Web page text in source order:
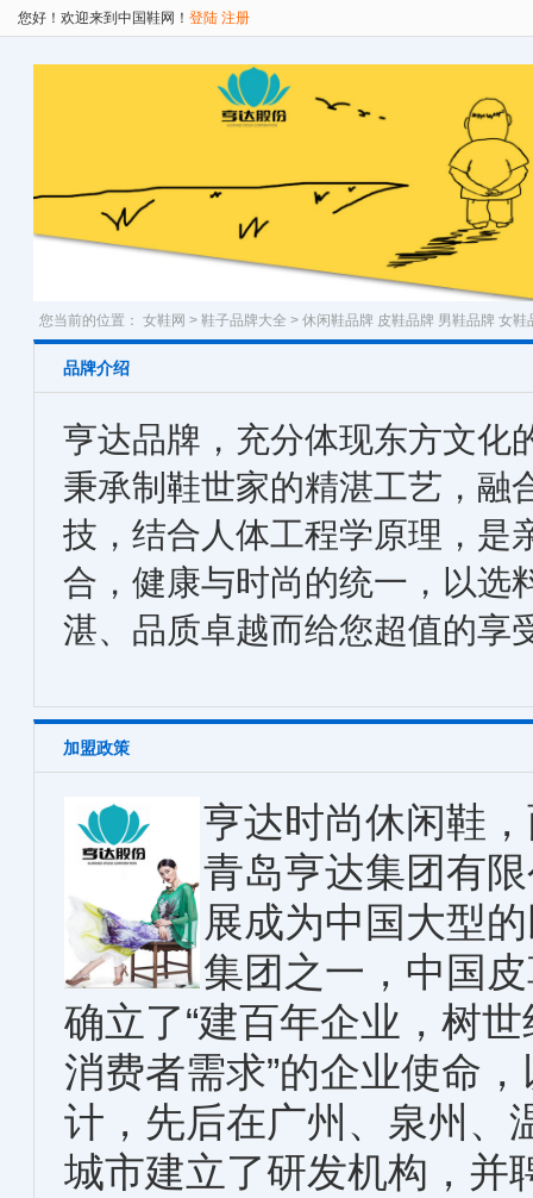
您好！欢迎来到中国鞋网！ 登陆 注册
您当前的位置： 女鞋网 > 鞋子品牌大全 > 休闲鞋品牌 皮鞋品牌 男鞋品牌 女鞋
品牌介绍
亨达品牌，充分体现东方文化
秉承制鞋世家的精湛工艺，融
技，结合人体工程学原理，是
合，健康与时尚的统一，以选
湛、品质卓越而给您超值的享
加盟政策
亨达时尚休闲鞋
青岛亨达集团有
展成为中国大型
集团之一，中国
确立了“建百年企业，树
消费者需求”的企业使命
计，先后在广州、泉州、
城市建立了研发机构，并